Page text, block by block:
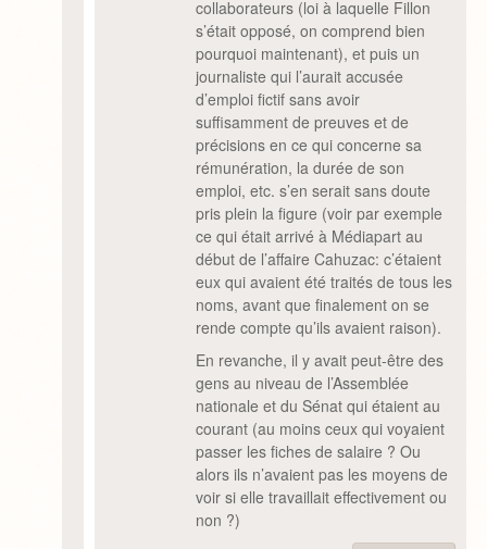
collaborateurs (loi à laquelle Fillon
s’était opposé, on comprend bien
pourquoi maintenant), et puis un
journaliste qui l’aurait accusée
d’emploi fictif sans avoir
suffisamment de preuves et de
précisions en ce qui concerne sa
rémunération, la durée de son
emploi, etc. s’en serait sans doute
pris plein la figure (voir par exemple
ce qui était arrivé à Médiapart au
début de l’affaire Cahuzac: c’étaient
eux qui avaient été traités de tous les
noms, avant que finalement on se
rende compte qu’ils avaient raison).
En revanche, il y avait peut-être des
gens au niveau de l’Assemblée
nationale et du Sénat qui étaient au
courant (au moins ceux qui voyaient
passer les fiches de salaire ? Ou
alors ils n’avaient pas les moyens de
voir si elle travaillait effectivement ou
non ?)